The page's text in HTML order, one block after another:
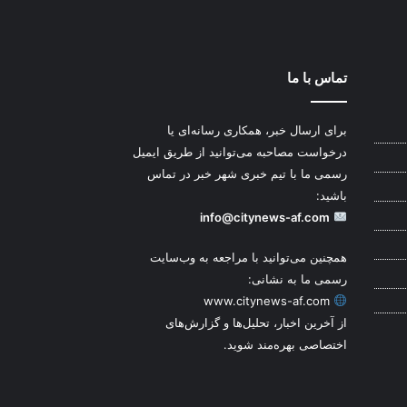
تماس با ما
برای ارسال خبر، همکاری رسانه‌ای یا
درخواست مصاحبه می‌توانید از طریق ایمیل
رسمی ما با تیم خبری شهر خبر در تماس
باشید:
info@citynews-af.com
همچنین می‌توانید با مراجعه به وب‌سایت
رسمی ما به نشانی:
www.citynews-af.com
از آخرین اخبار، تحلیل‌ها و گزارش‌های
اختصاصی بهره‌مند شوید.